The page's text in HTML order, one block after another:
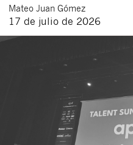
Mateo Juan Gómez
17 de julio de 2026